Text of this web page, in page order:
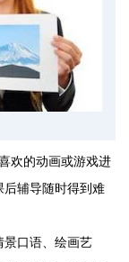
欢的动画或游戏进
后辅导随时得到难
口语、绘画艺